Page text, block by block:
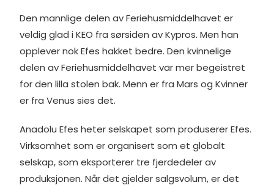
Den mannlige delen av Feriehusmiddelhavet er
veldig glad i KEO fra sørsiden av Kypros. Men han
opplever nok Efes hakket bedre. Den kvinnelige
delen av Feriehusmiddelhavet var mer begeistret
for den lilla stolen bak. Menn er fra Mars og Kvinner
er fra Venus sies det.
Anadolu Efes heter selskapet som produserer Efes.
Virksomhet som er organisert som et globalt
selskap, som eksporterer tre fjerdedeler av
produksjonen. Når det gjelder salgsvolum, er det